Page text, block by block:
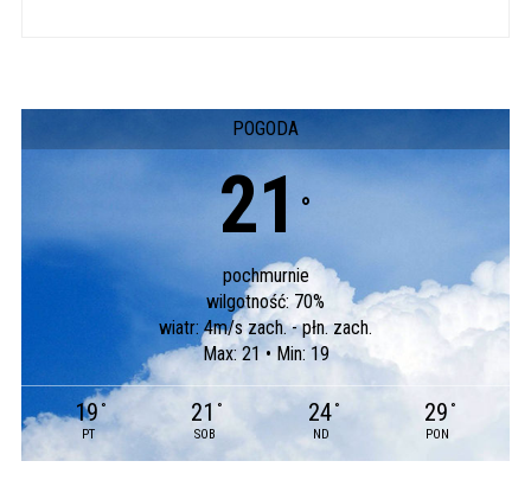
POGODA
21 °
pochmurnie
wilgotność: 70%
wiatr: 4m/s zach. - płn. zach.
Max: 21 • Min: 19
19 °
PT
21 °
SOB
24 °
ND
29 °
PON